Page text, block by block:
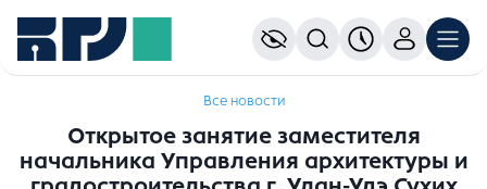
Все новости
Открытое занятие заместителя
начальника Управления архитектуры и